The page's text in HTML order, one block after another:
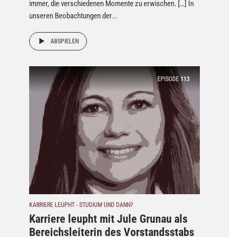
immer, die verschiedenen Momente zu erwischen. […] In
unseren Beobachtungen der...
ABSPIELEN
EPISODE 113
KARRIERE LEUPHT - STUDIUM UND DANN?
Karriere leupht mit Jule Grunau als
Bereichsleiterin des Vorstandsstabs